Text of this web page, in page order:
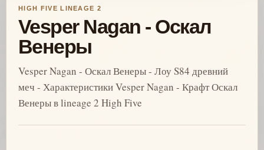
HIGH FIVE LINEAGE 2
Vesper Nagan - Оскал
Венеры
Vesper Nagan - Оскал Венеры - Лоу S84 древний
меч - Характеристики Vesper Nagan - Крафт Оскал
Венеры в lineage 2 High Five